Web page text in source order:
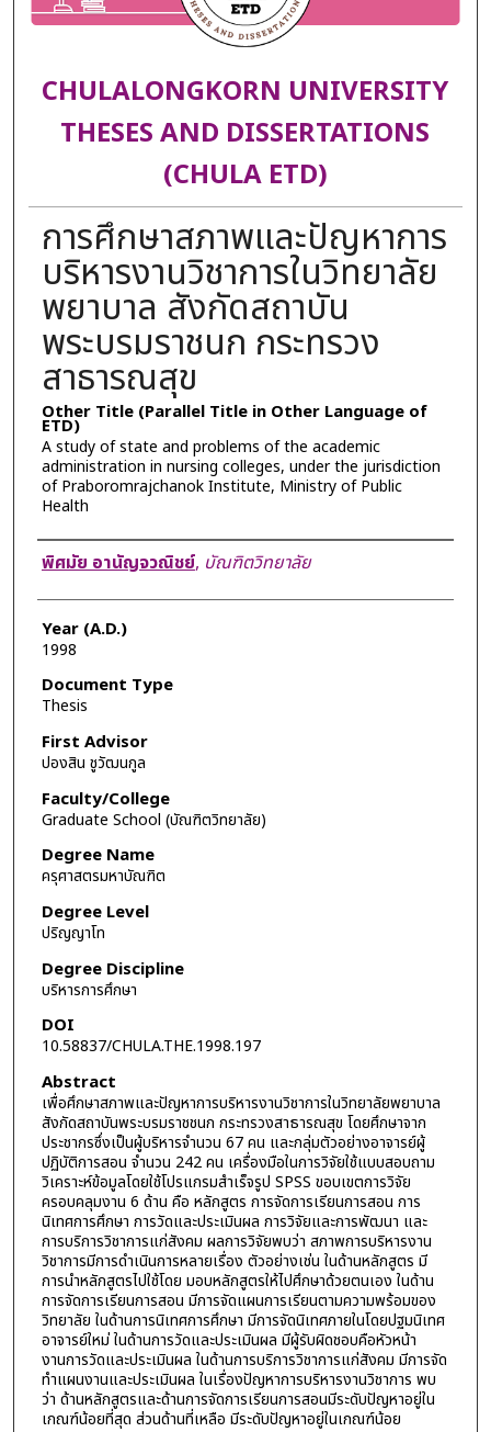
CHULALONGKORN UNIVERSITY
THESES AND DISSERTATIONS
(CHULA ETD)
การศึกษาสภาพและปัญหาการ
บริหารงานวิชาการในวิทยาลัย
พยาบาล สังกัดสถาบัน
พระบรมราชนก กระทรวง
สาธารณสุข
Other Title (Parallel Title in Other Language of
ETD)
A study of state and problems of the academic
administration in nursing colleges, under the jurisdiction
of Praboromrajchanok Institute, Ministry of Public
Health
Author
พิศมัย อานัญจวณิชย์, บัณฑิตวิทยาลัย
Year (A.D.)
1998
Document Type
Thesis
First Advisor
ปองสิน ชูวัฒนกูล
Faculty/College
Graduate School (บัณฑิตวิทยาลัย)
Degree Name
ครุศาสตรมหาบัณฑิต
Degree Level
ปริญญาโท
Degree Discipline
บริหารการศึกษา
DOI
10.58837/CHULA.THE.1998.197
Abstract
เพื่อศึกษาสภาพและปัญหาการบริหารงานวิชาการในวิทยาลัยพยาบาล
สังกัดสถาบันพระบรมราชชนก กระทรวงสาธารณสุข โดยศึกษาจาก
ประชากรซึ่งเป็นผู้บริหารจำนวน 67 คน และกลุ่มตัวอย่างอาจารย์ผู้
ปฏิบัติการสอน จำนวน 242 คน เครื่องมือในการวิจัยใช้แบบสอบถาม
วิเคราะห์ข้อมูลโดยใช้โปรแกรมสำเร็จรูป SPSS ขอบเขตการวิจัย
ครอบคลุมงาน 6 ด้าน คือ หลักสูตร การจัดการเรียนการสอน การ
นิเทศการศึกษา การวัดและประเมินผล การวิจัยและการพัฒนา และ
การบริการวิชาการแก่สังคม ผลการวิจัยพบว่า สภาพการบริหารงาน
วิชาการมีการดำเนินการหลายเรื่อง ตัวอย่างเช่น ในด้านหลักสูตร มี
การนำหลักสูตรไปใช้โดย มอบหลักสูตรให้ไปศึกษาด้วยตนเอง ในด้าน
การจัดการเรียนการสอน มีการจัดแผนการเรียนตามความพร้อมของ
วิทยาลัย ในด้านการนิเทศการศึกษา มีการจัดนิเทศภายในโดยปฐมนิเทศ
อาจารย์ใหม่ ในด้านการวัดและประเมินผล มีผู้รับผิดชอบคือหัวหน้า
งานการวัดและประเมินผล ในด้านการบริการวิชาการแก่สังคม มีการจัด
ทำแผนงานและประเมินผล ในเรื่องปัญหาการบริหารงานวิชาการ พบ
ว่า ด้านหลักสูตรและด้านการจัดการเรียนการสอนมีระดับปัญหาอยู่ใน
เกณฑ์น้อยที่สุด ส่วนด้านที่เหลือ มีระดับปัญหาอยู่ในเกณฑ์น้อย